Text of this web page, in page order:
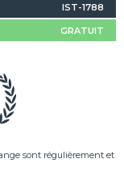
IST-1788
GRATUIT
sont régulièrement et